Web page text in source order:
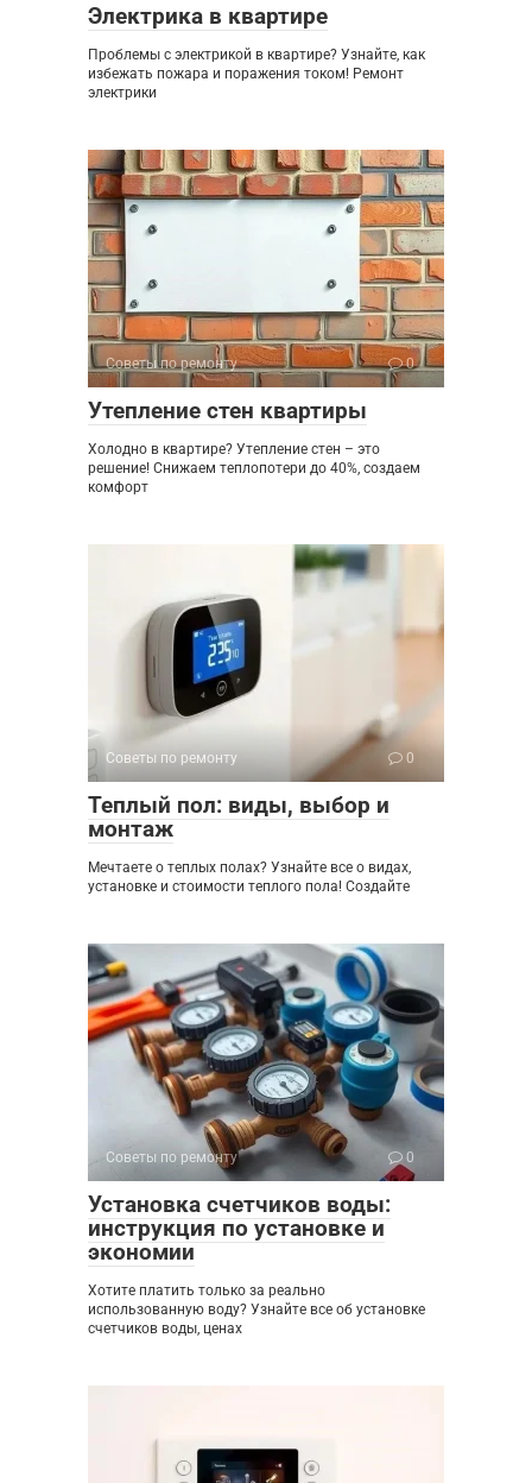
Электрика в квартире
Проблемы с электрикой в квартире? Узнайте, как
избежать пожара и поражения током! Ремонт
электрики
Советы по ремонту 0
Утепление стен квартиры
Холодно в квартире? Утепление стен – это
решение! Снижаем теплопотери до 40%, создаем
комфорт
Советы по ремонту 0
Теплый пол: виды, выбор и
монтаж
Мечтаете о теплых полах? Узнайте все о видах,
установке и стоимости теплого пола! Создайте
Советы по ремонту 0
Установка счетчиков воды:
инструкция по установке и
экономии
Хотите платить только за реально
использованную воду? Узнайте все об установке
счетчиков воды, ценах